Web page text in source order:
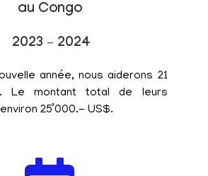
au Congo
2023 – 2024
année, nous aiderons 21
Le montant total de leurs
25’000.- US$.